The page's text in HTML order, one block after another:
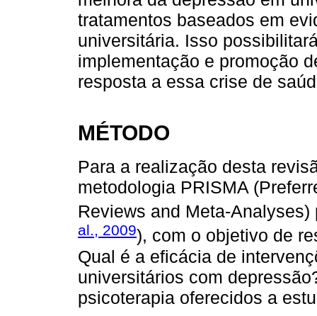
tratamentos baseados em
universitária. Isso
implementação e promoção
resposta a essa crise de
MÉTODO
Para a realização desta
metodologia PRISMA
Reviews and Meta-
al., 2009), com o objetivo de
Qual é a eficácia de
universitários com
psicoterapia oferecidos a